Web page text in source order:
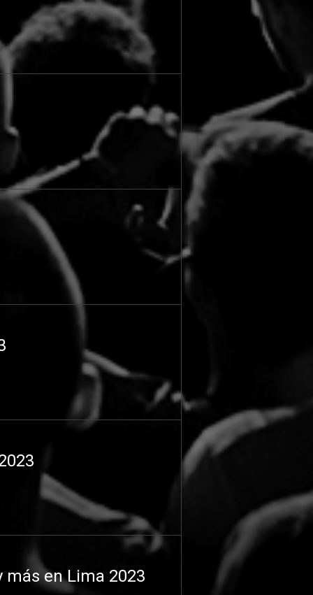
más en Lima 2023